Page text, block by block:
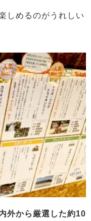
しめるのがうれしい
外から厳選した約10